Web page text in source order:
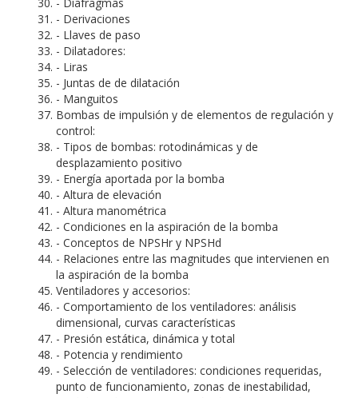
- Derivaciones
- Llaves de paso
- Dilatadores:
- Liras
- Juntas de de dilatación
- Manguitos
Bombas de impulsión y de elementos de regulación y
control:
- Tipos de bombas: rotodinámicas y de
desplazamiento positivo
- Energía aportada por la bomba
- Altura de elevación
- Altura manométrica
- Condiciones en la aspiración de la bomba
- Conceptos de NPSHr y NPSHd
- Relaciones entre las magnitudes que intervienen en
la aspiración de la bomba
Ventiladores y accesorios:
- Comportamiento de los ventiladores: análisis
dimensional, curvas características
- Presión estática, dinámica y total
- Potencia y rendimiento
- Selección de ventiladores: condiciones requeridas,
punto de funcionamiento, zonas de inestabilidad,